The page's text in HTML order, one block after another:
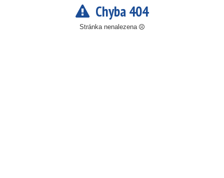
Chyba 404
Stránka nenalezena